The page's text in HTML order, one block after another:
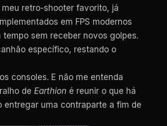
meu retro-shooter favorito, já
em FPS modernos
sem receber novos golpes.
específico, restando o
consoles. E não me entenda
de Earthion é reunir o que há
entregar uma contraparte a fim de